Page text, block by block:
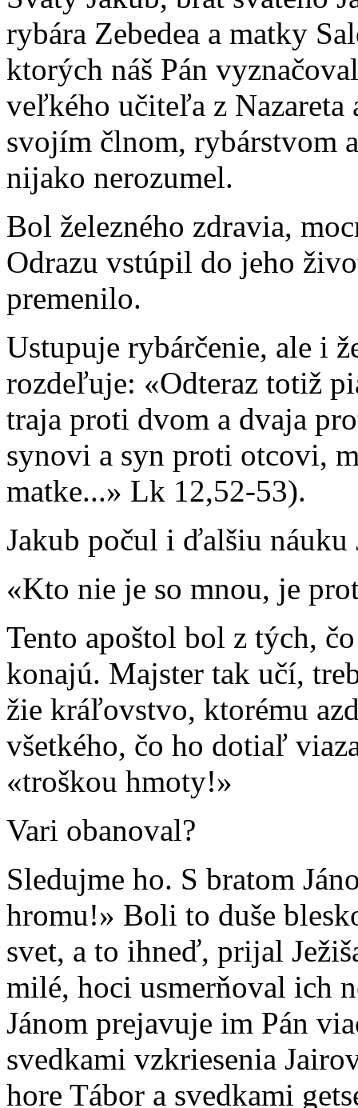
rybára Zebedea a matky
ktorých náš Pán
veľkého učiteľa z Nazareta
svojím člnom, rybárstvom
nijako nerozumel.
Bol železného zdravia,
Odrazu vstúpil do jeho
premenilo.
Ustupuje rybárčenie, ale i
rozdeľuje: «Odteraz totiž
traja proti dvom a dvaja
synovi a syn proti otcovi,
matke...» Lk 12,52-53).
Jakub počul i ďalšiu náuku
«Kto nie je so mnou, je
Tento apoštol bol z tých,
konajú. Majster tak učí,
žie kráľovstvo, ktorému
všetkého, čo ho dotiaľ
«troškou hmoty!»
Vari obanoval?
Sledujme ho. S bratom
hromu!» Boli to duše
svet, a to ihneď, prijal
milé, hoci usmerňoval ich
Jánom prejavuje im Pán
svedkami vzkriesenia
hore Tábor a svedkami